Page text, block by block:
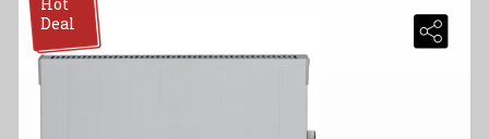
Deal